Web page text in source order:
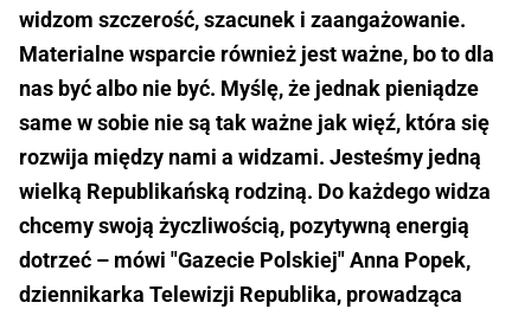
widzom szczerość, szacunek i zaangażowanie.
Materialne wsparcie również jest ważne, bo to dla
nas być albo nie być. Myślę, że jednak pieniądze
same w sobie nie są tak ważne jak więź, która się
rozwija między nami a widzami. Jesteśmy jedną
wielką Republikańską rodziną. Do każdego widza
chcemy swoją życzliwością, pozytywną energią
dotrzeć – mówi "Gazecie Polskiej" Anna Popek,
dziennikarka Telewizji Republika, prowadząca